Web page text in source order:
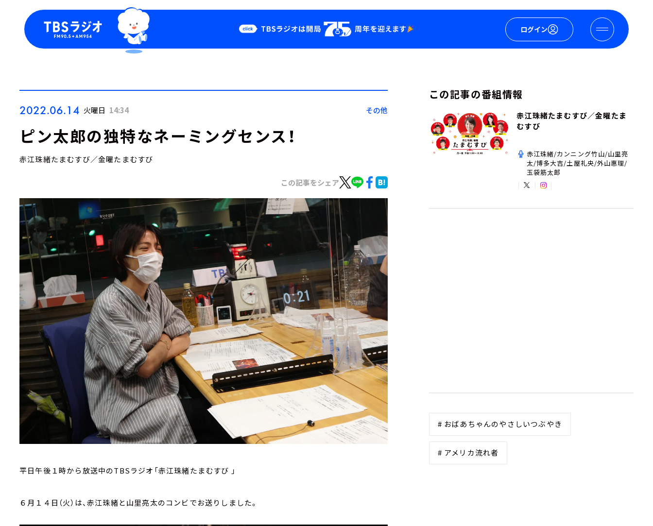
ログイン
Podcast
YouTube
2022.06.14 火曜日 14:34 その他
ピン太郎の独特なネーミングセンス！
赤江珠緒たまむすび／金曜たまむすび
この記事をシェア
平日午後１時から放送中のTBSラジオ「赤江珠緒たまむすび 」
６月１４日（火）は、赤江珠緒と山里亮太のコンビでお送りしました。
この記事の番組情報
赤江珠緒たまむすび／金曜たま
むすび
赤江珠緒/カンニング竹山/山里亮
太/博多大吉/土屋礼央/外山惠理/
玉袋筋太郎
# おばあちゃんのやさしいつぶやき
# アメリカ流れ者